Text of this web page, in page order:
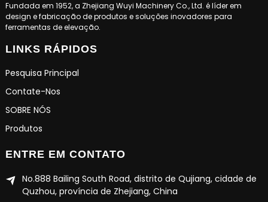
Fundada em 1952, a Zhejiang Wuyi Machinery Co., Ltd. é líder em
design e fabricação de produtos e soluções inovadores para
ferramentas de elevação.
LINKS RÁPIDOS
Pesquisa Principal
Contate-Nos
SOBRE NÓS
Produtos
ENTRE EM CONTATO
No.888 Bailing South Road, distrito de Qujiang, cidade de
Quzhou, província de Zhejiang, China